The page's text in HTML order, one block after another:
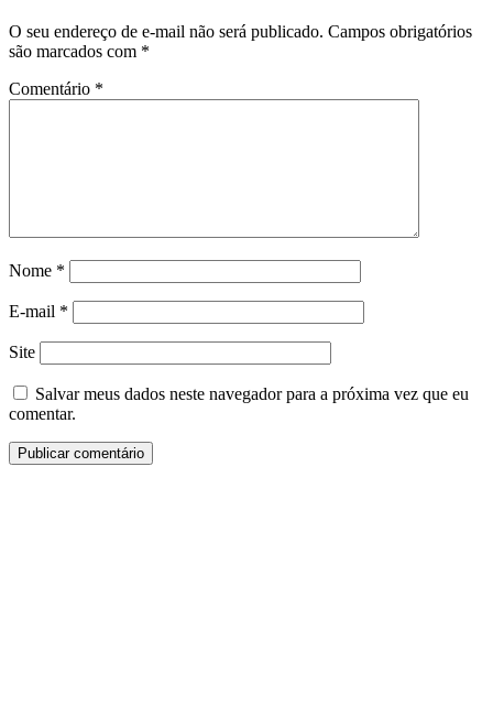
O seu endereço de e-mail não será publicado. Campos obrigatórios
são marcados com *
Comentário *
Nome *
E-mail *
Site
Salvar meus dados neste navegador para a próxima vez que eu
comentar.